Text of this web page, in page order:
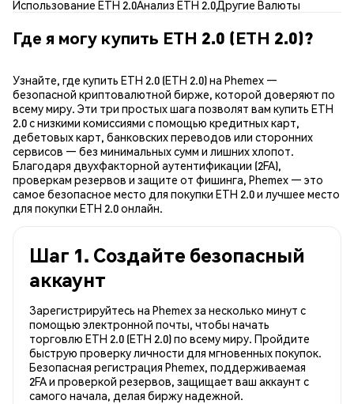
Использование ETH 2.0Анализ ETH 2.0Другие Валюты
Где я могу купить ETH 2.0 (ETH 2.0)?
Узнайте, где купить ETH 2.0 (ETH 2.0) на Phemex —
безопасной криптовалютной бирже, которой доверяют по
всему миру. Эти три простых шага позволят вам купить ETH
2.0 с низкими комиссиями с помощью кредитных карт,
дебетовых карт, банковских переводов или сторонних
сервисов — без минимальных сумм и лишних хлопот.
Благодаря двухфакторной аутентификации (2FA),
проверкам резервов и защите от фишинга, Phemex — это
самое безопасное место для покупки ETH 2.0 и лучшее место
для покупки ETH 2.0 онлайн.
Шаг 1. Создайте безопасный
аккаунт
Зарегистрируйтесь на Phemex за несколько минут с
помощью электронной почты, чтобы начать
торговлю ETH 2.0 (ETH 2.0) по всему миру. Пройдите
быструю проверку личности для мгновенных покупок.
Безопасная регистрация Phemex, поддерживаемая
2FA и проверкой резервов, защищает ваш аккаунт с
самого начала, делая биржу надежной.